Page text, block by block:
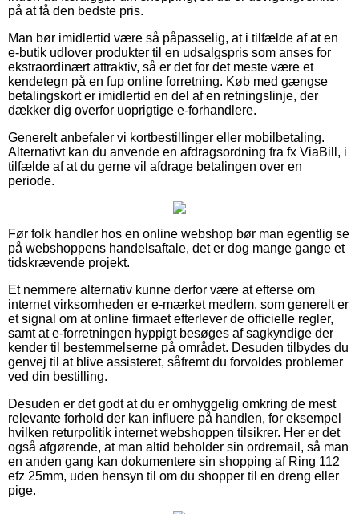
på at få den bedste pris.
Man bør imidlertid være så påpasselig, at i tilfælde af at en
e-butik udlover produkter til en udsalgspris som anses for
ekstraordinært attraktiv, så er det for det meste være et
kendetegn på en fup online forretning. Køb med gængse
betalingskort er imidlertid en del af en retningslinje, der
dækker dig overfor uoprigtige e-forhandlere.
Generelt anbefaler vi kortbestillinger eller mobilbetaling.
Alternativt kan du anvende en afdragsordning fra fx ViaBill, i
tilfælde af at du gerne vil afdrage betalingen over en
periode.
Før folk handler hos en online webshop bør man egentlig se
på webshoppens handelsaftale, det er dog mange gange et
tidskrævende projekt.
Et nemmere alternativ kunne derfor være at efterse om
internet virksomheden er e-mærket medlem, som generelt er
et signal om at online firmaet efterlever de officielle regler,
samt at e-forretningen hyppigt besøges af sagkyndige der
kender til bestemmelserne på området. Desuden tilbydes du
genvej til at blive assisteret, såfremt du forvoldes problemer
ved din bestilling.
Desuden er det godt at du er omhyggelig omkring de mest
relevante forhold der kan influere på handlen, for eksempel
hvilken returpolitik internet webshoppen tilsikrer. Her er det
også afgørende, at man altid beholder sin ordremail, så man
en anden gang kan dokumentere sin shopping af Ring 112
efz 25mm, uden hensyn til om du shopper til en dreng eller
pige.